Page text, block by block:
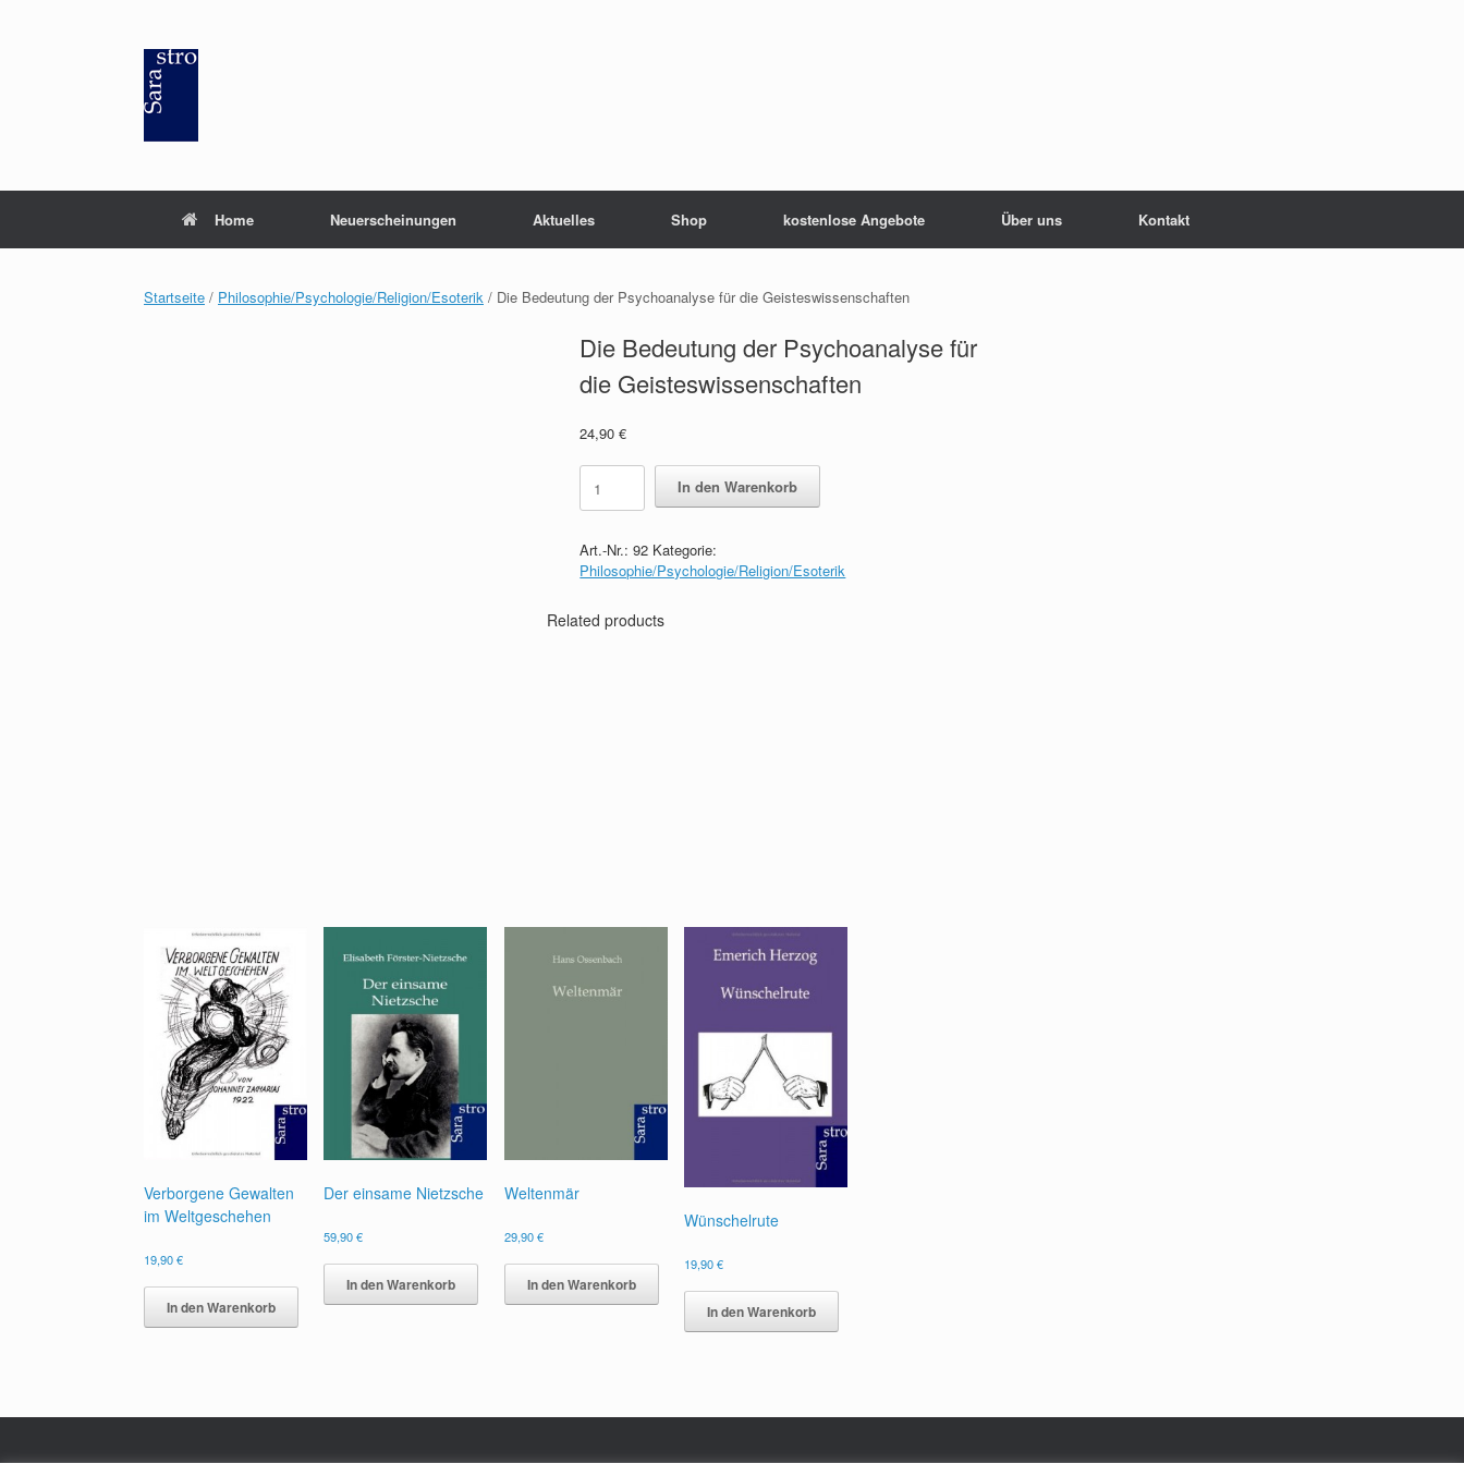
Home Neuerscheinungen Aktuelles Shop kostenlose Angebote Über uns Kontakt
Startseite / Philosophie/Psychologie/Religion/Esoterik / Die Bedeutung der Psychoanalyse für die Geisteswissenschaften
Die Bedeutung der Psychoanalyse für
die Geisteswissenschaften
24,90€
Die
Bedeutung
der
für
die
quantity
In den Warenkorb
Art.-Nr.:92 Kategorie:
Philosophie/Psychologie/Religion/Esoterik
Related products
Verborgene Gewalten
im Weltgeschehen
19,90€
In den Warenkorb
Der einsame Nietzsche
59,90€
In den Warenkorb
Weltenmär
29,90€
In den Warenkorb
Wünschelrute
19,90€
In den Warenkorb